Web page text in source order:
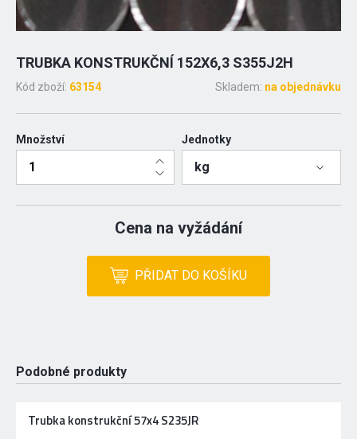
TRUBKA KONSTRUKČNÍ 152X6,3 S355J2H
Kód zboží: 63154 Skladem: na objednávku
Množství Jednotky
kg
Cena na vyžádání
PŘIDAT DO KOŠÍKU
Podobné produkty
Trubka konstrukční 57x4 S235JR